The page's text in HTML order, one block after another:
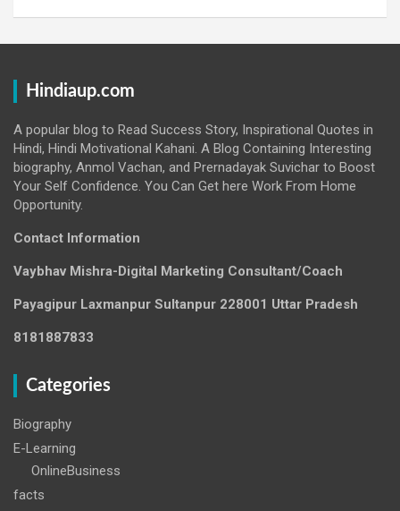
Hindiaup.com
A popular blog to Read Success Story, Inspirational Quotes in
Hindi, Hindi Motivational Kahani. A Blog Containing Interesting
biography, Anmol Vachan, and Prernadayak Suvichar to Boost
Your Self Confidence. You Can Get here Work From Home
Opportunity.
Contact Information
Vaybhav Mishra-Digital Marketing Consultant/Coach
Payagipur Laxmanpur Sultanpur 228001 Uttar Pradesh
8181887833
Categories
Biography
E-Learning
OnlineBusiness
facts